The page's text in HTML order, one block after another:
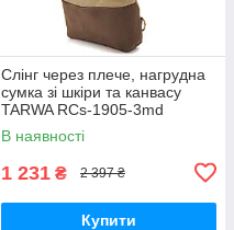
Слінг через плече, нагрудна
сумка зі шкіри та канвасу
TARWA RCs-1905-3md
В наявності
1 231 ₴ 2 397 ₴
Купити